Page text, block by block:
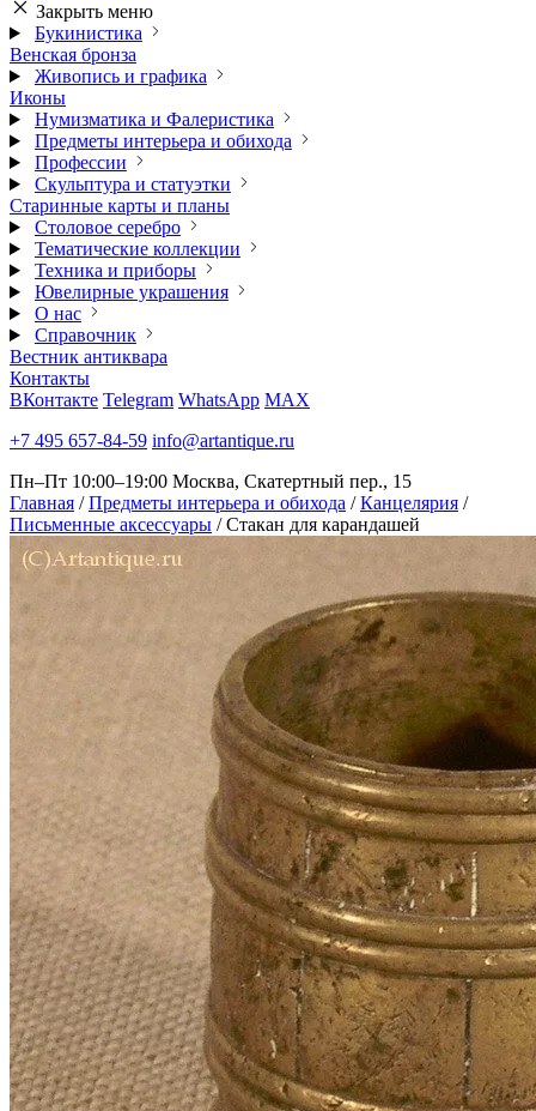
Закрыть меню
Букинистика
Венская бронза
Живопись и графика
Иконы
Нумизматика и Фалеристика
Предметы интерьера и обихода
Профессии
Скульптура и статуэтки
Старинные карты и планы
Столовое серебро
Тематические коллекции
Техника и приборы
Ювелирные украшения
О нас
Справочник
Вестник антиквара
Контакты
ВКонтакте Telegram WhatsApp MAX
+7 495 657-84-59 info@artantique.ru
Пн–Пт 10:00–19:00 Москва, Скатертный пер., 15
Главная / Предметы интерьера и обихода / Канцелярия /
Письменные аксессуары / Стакан для карандашей